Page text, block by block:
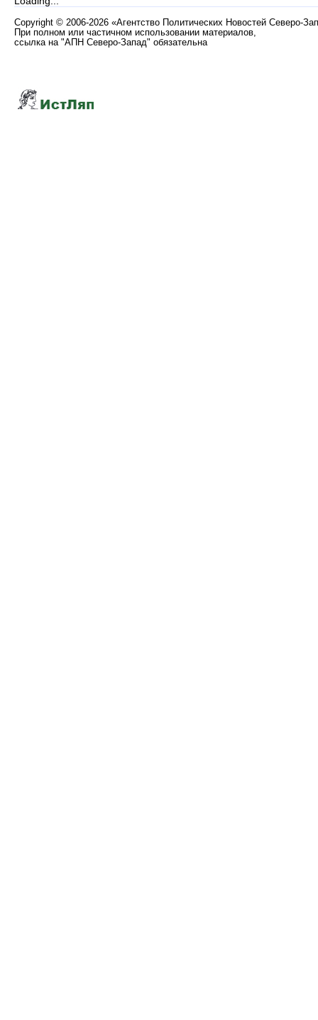
Copyright © 2006-2026 «Агентство Политических Новостей Северо-
При полном или частичном использовании материалов,
ссылка на "АПН Северо-Запад" обязательна